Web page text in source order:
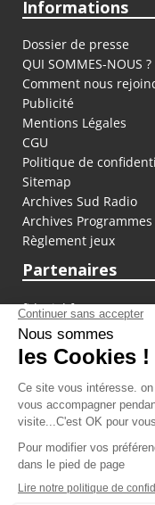
Informations
Dossier de presse
QUI SOMMES-NOUS ?
Comment nous
Publicité
Mentions Légales
CGU
Politique de
Sitemap
Archives Sud Radio
Archives Programmes
Règlement jeux
Partenaires
fiducial.fr
lyoncapitale.fr
olympique-et-
L'application
Les cookies